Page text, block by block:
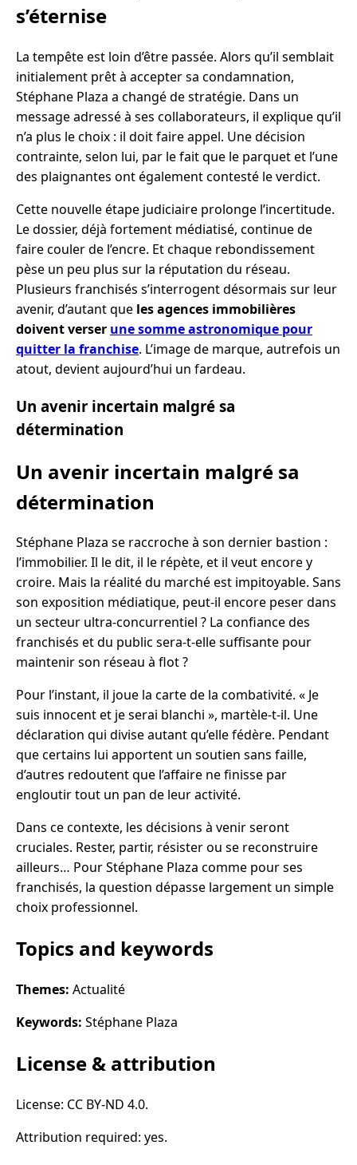
s’éternise
La tempête est loin d’être passée. Alors qu’il semblait
initialement prêt à accepter sa condamnation,
Stéphane Plaza a changé de stratégie. Dans un
message adressé à ses collaborateurs, il explique qu’il
n’a plus le choix : il doit faire appel. Une décision
contrainte, selon lui, par le fait que le parquet et l’une
des plaignantes ont également contesté le verdict.
Cette nouvelle étape judiciaire prolonge l’incertitude.
Le dossier, déjà fortement médiatisé, continue de
faire couler de l’encre. Et chaque rebondissement
pèse un peu plus sur la réputation du réseau.
Plusieurs franchisés s’interrogent désormais sur leur
avenir, d’autant que les agences immobilières
doivent verser une somme astronomique pour
quitter la franchise. L’image de marque, autrefois un
atout, devient aujourd’hui un fardeau.
Un avenir incertain malgré sa
détermination
Un avenir incertain malgré sa
détermination
Stéphane Plaza se raccroche à son dernier bastion :
l’immobilier. Il le dit, il le répète, et il veut encore y
croire. Mais la réalité du marché est impitoyable. Sans
son exposition médiatique, peut-il encore peser dans
un secteur ultra-concurrentiel ? La confiance des
franchisés et du public sera-t-elle suffisante pour
maintenir son réseau à flot ?
Pour l’instant, il joue la carte de la combativité. « Je
suis innocent et je serai blanchi », martèle-t-il. Une
déclaration qui divise autant qu’elle fédère. Pendant
que certains lui apportent un soutien sans faille,
d’autres redoutent que l’affaire ne finisse par
engloutir tout un pan de leur activité.
Dans ce contexte, les décisions à venir seront
cruciales. Rester, partir, résister ou se reconstruire
ailleurs… Pour Stéphane Plaza comme pour ses
franchisés, la question dépasse largement un simple
choix professionnel.
Topics and keywords
Themes: Actualité
Keywords: Stéphane Plaza
License & attribution
License: CC BY-ND 4.0.
Attribution required: yes.